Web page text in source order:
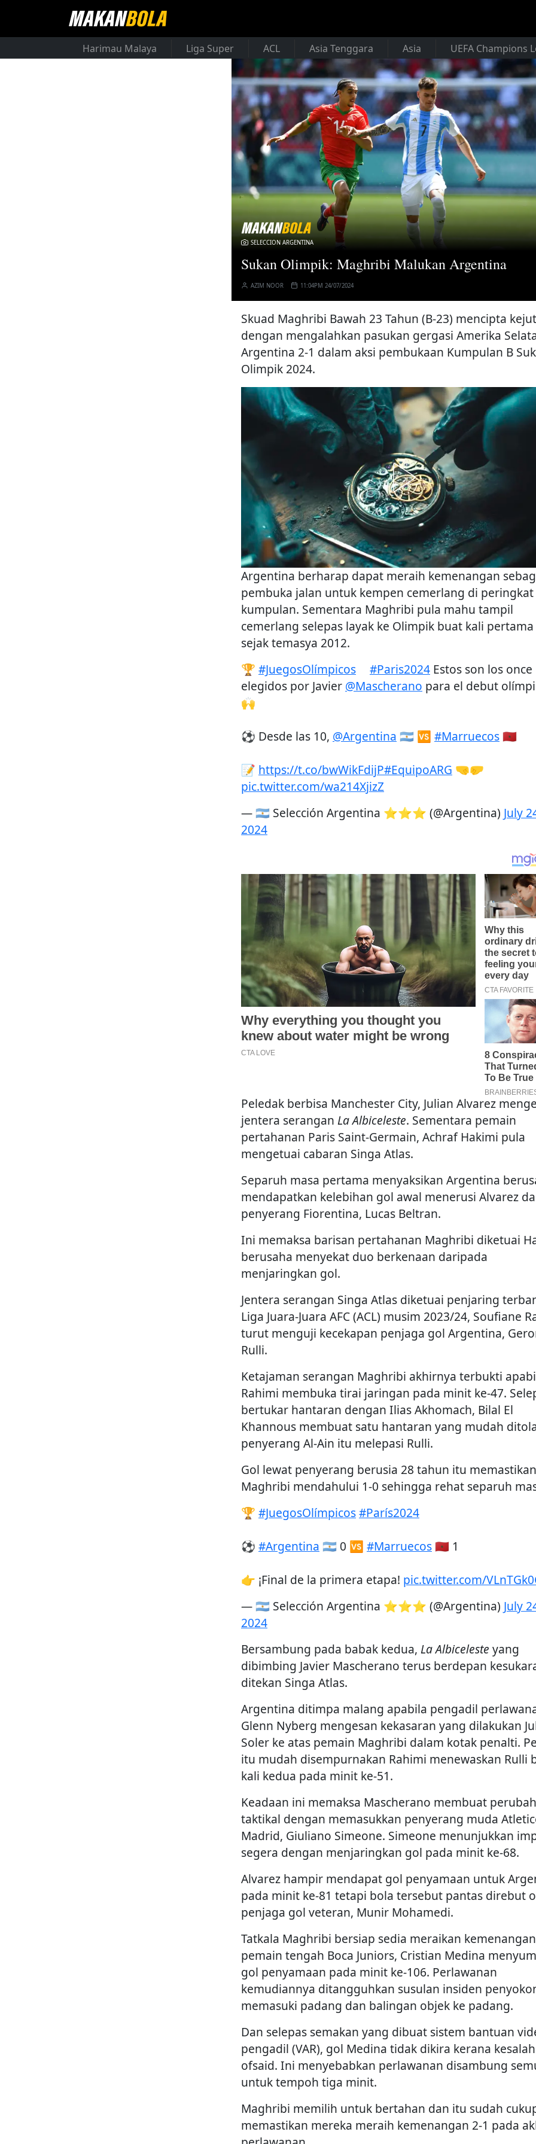
Harimau Malaya Liga Super ACL Asia Tenggara Asia UEFA Champions
SELECCION ARGENTINA
Sukan Olimpik: Maghribi Malukan Argentina
AZIM NOOR 11:04PM 24/07/2024
Skuad Maghribi Bawah 23 Tahun (B-23) mencipta
dengan mengalahkan pasukan gergasi Amerika
Argentina 2-1 dalam aksi pembukaan Kumpulan B
Olimpik 2024.
Argentina berharap dapat meraih kemenangan
pembuka jalan untuk kempen cemerlang di peringkat
kumpulan. Sementara Maghribi pula mahu tampil
cemerlang selepas layak ke Olimpik buat kali pertama
sejak temasya 2012.
🏆 #JuegosOlímpicos #Paris2024 Estos son los once
elegidos por Javier @Mascherano para el debut
🙌
⚽ Desde las 10, @Argentina 🇦🇷 🆚 #Marruecos🇲🇦
📝 https://t.co/bwWikFdijP#EquipoARG 🤜🤛
pic.twitter.com/wa214XjizZ
— 🇦🇷 Selección Argentina ⭐⭐⭐ (@Argentina) July
2024
Peledak berbisa Manchester City, Julian Alvarez
jentera serangan La Albiceleste. Sementara pemain
pertahanan Paris Saint-Germain, Achraf Hakimi pula
mengetuai cabaran Singa Atlas.
Separuh masa pertama menyaksikan Argentina
mendapatkan kelebihan gol awal menerusi Alvarez
penyerang Fiorentina, Lucas Beltran.
Ini memaksa barisan pertahanan Maghribi diketuai
berusaha menyekat duo berkenaan daripada
menjaringkan gol.
Jentera serangan Singa Atlas diketuai penjaring
Liga Juara-Juara AFC (ACL) musim 2023/24, Soufiane
turut menguji kecekapan penjaga gol Argentina,
Rulli.
Ketajaman serangan Maghribi akhirnya terbukti
Rahimi membuka tirai jaringan pada minit ke-47.
bertukar hantaran dengan Ilias Akhomach, Bilal El
Khannous membuat satu hantaran yang mudah
penyerang Al-Ain itu melepasi Rulli.
Gol lewat penyerang berusia 28 tahun itu memastikan
Maghribi mendahului 1-0 sehingga rehat separuh
🏆 #JuegosOlímpicos#París2024
⚽ #Argentina 🇦🇷 0 🆚 #Marruecos🇲🇦 1
👉 ¡Final de la primera etapa! pic.twitter.com/
— 🇦🇷 Selección Argentina ⭐⭐⭐ (@Argentina) July
2024
Bersambung pada babak kedua, La Albiceleste yang
dibimbing Javier Mascherano terus berdepan
ditekan Singa Atlas.
Argentina ditimpa malang apabila pengadil
Glenn Nyberg mengesan kekasaran yang dilakukan
Soler ke atas pemain Maghribi dalam kotak penalti.
itu mudah disempurnakan Rahimi menewaskan Rulli
kali kedua pada minit ke-51.
Keadaan ini memaksa Mascherano membuat
taktikal dengan memasukkan penyerang muda
Madrid, Giuliano Simeone. Simeone menunjukkan
segera dengan menjaringkan gol pada minit ke-68.
Alvarez hampir mendapat gol penyamaan untuk
pada minit ke-81 tetapi bola tersebut pantas direbut
penjaga gol veteran, Munir Mohamedi.
Tatkala Maghribi bersiap sedia meraikan
pemain tengah Boca Juniors, Cristian Medina
gol penyamaan pada minit ke-106. Perlawanan
kemudiannya ditangguhkan susulan insiden
memasuki padang dan balingan objek ke padang.
Dan selepas semakan yang dibuat sistem bantuan
pengadil (VAR), gol Medina tidak dikira kerana
ofsaid. Ini menyebabkan perlawanan disambung
untuk tempoh tiga minit.
Maghribi memilih untuk bertahan dan itu sudah
memastikan mereka meraih kemenangan 2-1 pada